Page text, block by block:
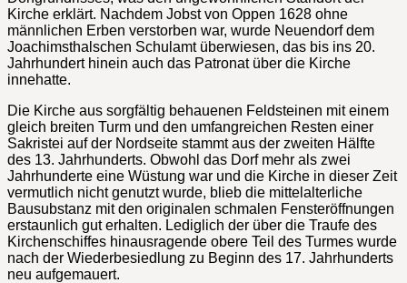
Kirche erklärt. Nachdem Jobst von Oppen 1628 ohne
männlichen Erben verstorben war, wurde Neuendorf dem
Joachimsthalschen Schulamt überwiesen, das bis ins 20.
Jahrhundert hinein auch das Patronat über die Kirche
innehatte.
Die Kirche aus sorgfältig behauenen Feldsteinen mit einem
gleich breiten Turm und den umfangreichen Resten einer
Sakristei auf der Nordseite stammt aus der zweiten Hälfte
des 13. Jahrhunderts. Obwohl das Dorf mehr als zwei
Jahrhunderte eine Wüstung war und die Kirche in dieser Zeit
vermutlich nicht genutzt wurde, blieb die mittelalterliche
Bausubstanz mit den originalen schmalen Fensteröffnungen
erstaunlich gut erhalten. Lediglich der über die Traufe des
Kirchenschiffes hinausragende obere Teil des Turmes wurde
nach der Wiederbesiedlung zu Beginn des 17. Jahrhunderts
neu aufgemauert.